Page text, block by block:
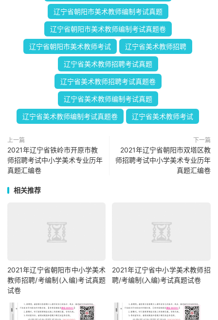
辽宁省朝阳市美术教师编制考试真题
辽宁省朝阳市美术教师编制考试真题卷
辽宁省朝阳市美术教师考试 辽宁省美术教师招聘
辽宁省美术教师招聘考试真题
辽宁省美术教师招聘考试真题卷
辽宁省美术教师编制考试真题
辽宁省美术教师编制考试真题卷 辽宁省美术教师考试
上一篇
2021年辽宁省铁岭市开原市教
师招聘考试中小学美术专业历年
真题汇编卷
下一篇
2021年辽宁省朝阳市双塔区教
师招聘考试中小学美术专业历年
真题汇编卷
相关推荐
2021年辽宁省朝阳市中小学美术
教师招聘/考编制(入编)考试真题
试卷
2021年辽宁省中小学美术教师招
聘/考编制(入编)考试真题试卷